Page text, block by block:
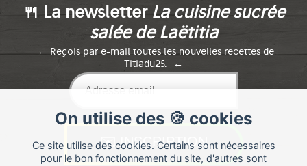
On utilise des 🍪 cookies
Ce site utilise des cookies. Certains sont nécessaires
pour le bon fonctionnement du site, d'autres sont
🍴 La newsletter La cuisine sucrée
salée de Laëtitia
Reçois par e-mail toutes les nouvelles recettes de
Titiadu25.